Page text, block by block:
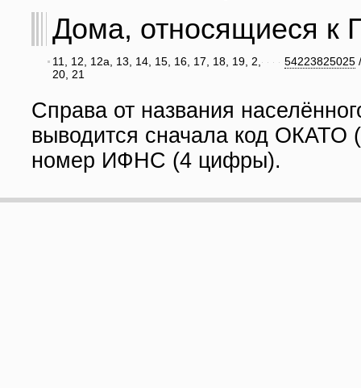
Дома, относящиеся к
54223825025
11, 12, 12а, 13, 14, 15, 16, 17, 18, 19, 2,
20, 21
Справа от названия
выводится сначала код ОКАТО
номер ИФНС (4 цифры).